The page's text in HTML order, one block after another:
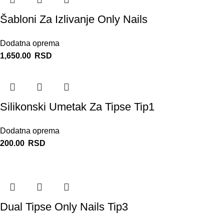
Šabloni Za Izlivanje Only Nails
Dodatna oprema
1,650.00 RSD
Silikonski Umetak Za Tipse Tip1
Dodatna oprema
200.00 RSD
Dual Tipse Only Nails Tip3